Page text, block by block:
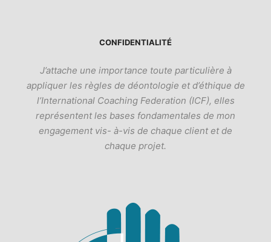
CONFIDENTIALITÉ
J’attache une importance toute particulière à
appliquer les règles de déontologie et d’éthique de
l’International Coaching Federation (ICF), elles
représentent les bases fondamentales de mon
engagement vis- à-vis de chaque client et de
chaque projet.